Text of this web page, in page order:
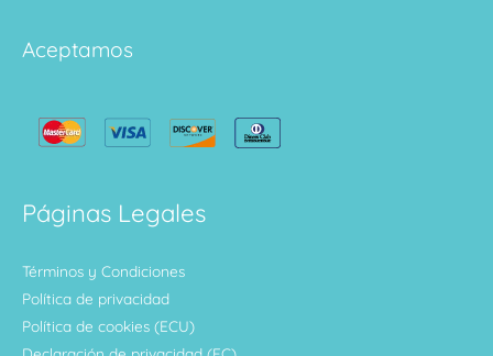
Aceptamos
Páginas Legales
Términos y Condiciones
Política de privacidad
Política de cookies (ECU)